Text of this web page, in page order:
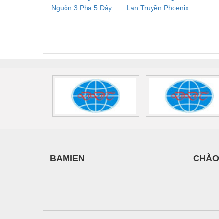
Thiết bị làm sạch
Thiêt bị PCCC
Thiết bị truyền động
Thiết bị văn phòng
Thủy sản - Trang thiết bị
Nguồn 3 Pha 5 Dây
Lan Truyền Phoenix
BAMIEN